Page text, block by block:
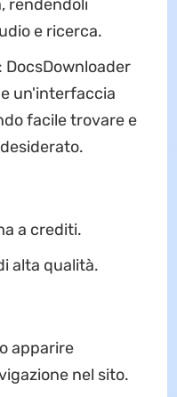
rendendoli
e ricerca.
: DocsDownloader
un'interfaccia
facile trovare e
a crediti.
alta qualità.
apparire
nel sito.